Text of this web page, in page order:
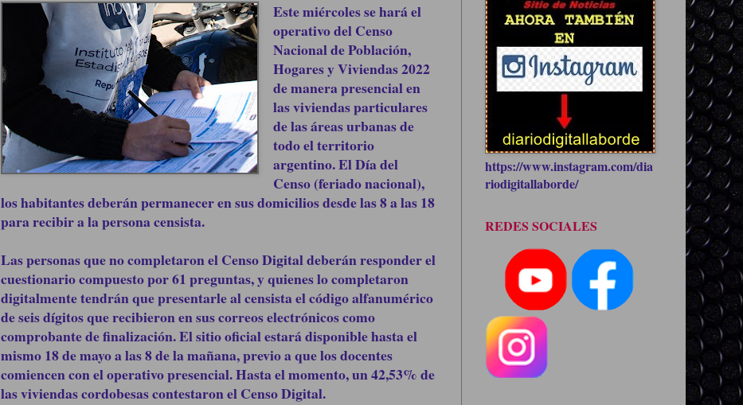
Este miércoles se hará el
operativo del Censo
Nacional de Población,
Hogares y Viviendas 2022
de manera presencial en
las viviendas particulares
de las áreas urbanas de
todo el territorio
argentino. El Día del
Censo (feriado nacional),
los habitantes deberán permanecer en sus domicilios desde las 8 a las 18
para recibir a la persona censista.
Las personas que no completaron el Censo Digital deberán responder el
cuestionario compuesto por 61 preguntas, y quienes lo completaron
digitalmente tendrán que presentarle al censista el código alfanumérico
de seis dígitos que recibieron en sus correos electrónicos como
comprobante de finalización. El sitio oficial estará disponible hasta el
mismo 18 de mayo a las 8 de la mañana, previo a que los docentes
comiencen con el operativo presencial. Hasta el momento, un 42,53% de
las viviendas cordobesas contestaron el Censo Digital.
https://www.instagram.com/dia
riodigitallaborde/
REDES SOCIALES